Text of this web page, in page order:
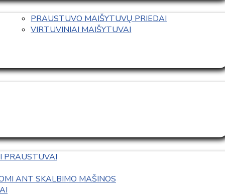
PRAUSTUVO MAIŠYTUVŲ PRIEDAI
VIRTUVINIAI MAIŠYTUVAI
PRAUSTUVAI
ANT SKALBIMO MAŠINOS